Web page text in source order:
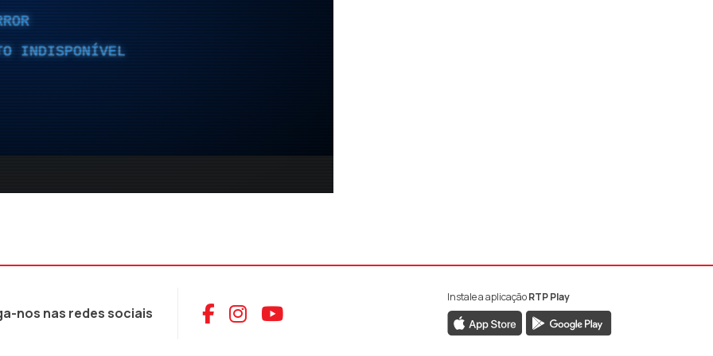
nos nas redes sociais Aceder ao Facebook da RTP Antena 1
Aceder ao Instagram da RTP Antena 1
Aceder ao YouTube da RTP Antena 1
Instale a aplicaçãoRTP Play